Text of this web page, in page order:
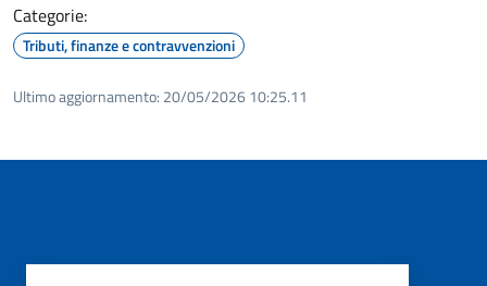
Categorie:
Tributi, finanze e contravvenzioni
Ultimo aggiornamento: 20/05/2026 10:25.11